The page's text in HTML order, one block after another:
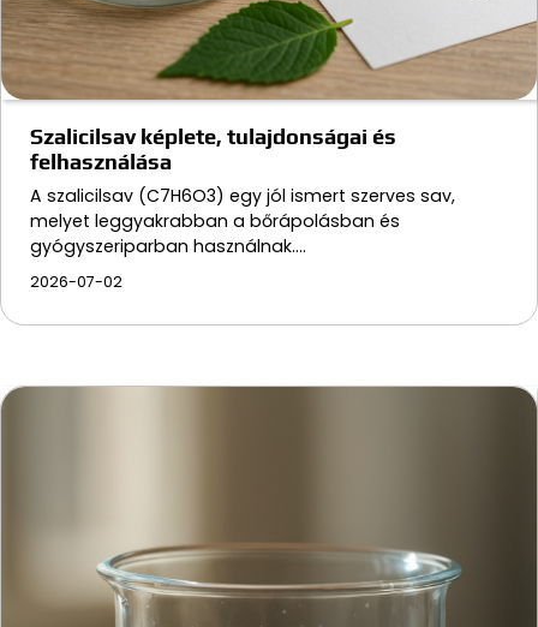
Szalicilsav képlete, tulajdonságai és
felhasználása
A szalicilsav (C7H6O3) egy jól ismert szerves sav,
melyet leggyakrabban a bőrápolásban és
gyógyszeriparban használnak.…
2026-07-02